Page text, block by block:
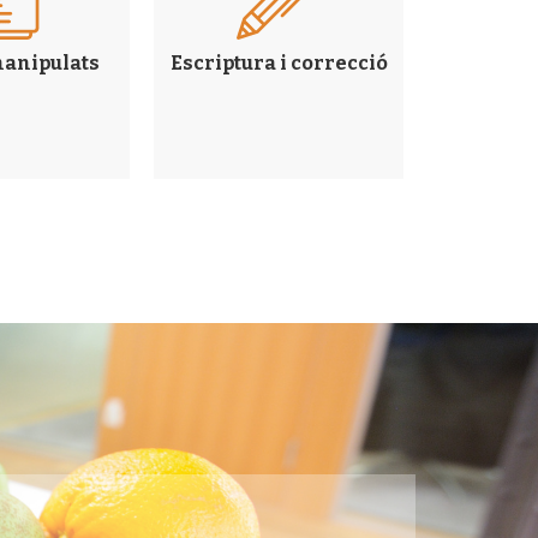
Escriptura i correcció